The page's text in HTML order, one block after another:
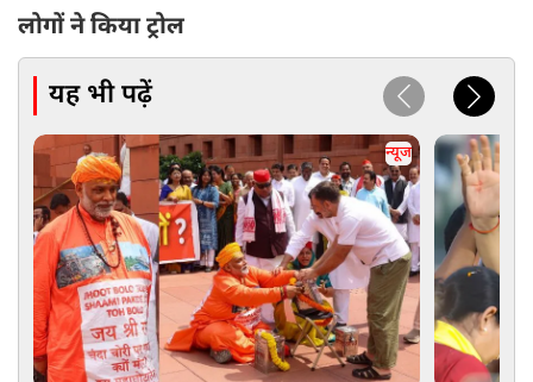
लोगों ने किया ट्रोल
यह भी पढ़ें
न्यूज